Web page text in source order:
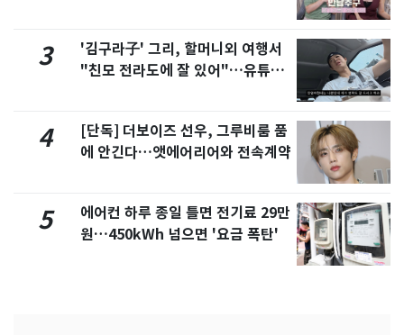
3
'김구라子' 그리, 할머니외 여행서
"친모 전라도에 잘 있어"…유튜브
4
[단독] 더보이즈 선우, 그루비룸 품
에 안긴다…앳에어리어와 전속계약
5
에어컨 하루 종일 틀면 전기료 29만
원…450kWh 넘으면 '요금 폭탄'